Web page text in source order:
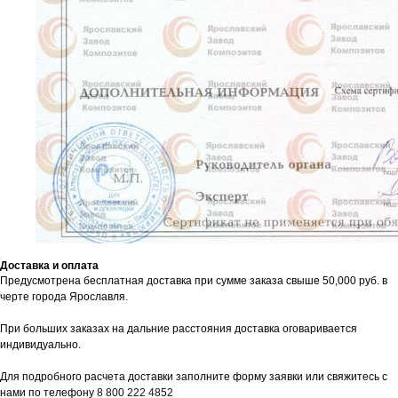
Доставка и оплата
Предусмотрена бесплатная доставка при сумме заказа свыше 50,000 руб. в
черте города Ярославля.
При больших заказах на дальние расстояния доставка оговаривается
индивидуально.
Для подробного расчета доставки заполните форму заявки или свяжитесь с
нами по телефону 8 800 222 4852
Нажимая на кнопку, вы соглашаетесь с Политикой
конфиденциальности
ОТПРАВИТЬ
Арматура композитная
Гибкие связи
Сетка арматурная
Соединительные элементы
Фиксаторы
ОСТАВИТЬ ЗАЯВКУ